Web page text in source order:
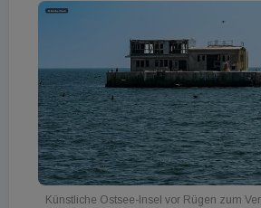
Künstliche Ostsee-Insel vor Rügen zum